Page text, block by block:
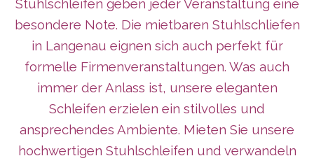
Stuhlschleifen geben jeder Veranstaltung eine
besondere Note. Die mietbaren Stuhlschliefen
in Langenau eignen sich auch perfekt für
formelle Firmenveranstaltungen. Was auch
immer der Anlass ist, unsere eleganten
Schleifen erzielen ein stilvolles und
ansprechendes Ambiente. Mieten Sie unsere
hochwertigen Stuhlschleifen und verwandeln